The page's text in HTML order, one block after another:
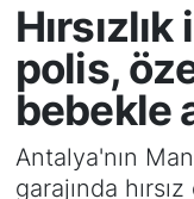
polis,
bebekle
Antalya'nın
garajında
SPOR
GÜNÜN
DÜNYA
Mersin
Mersin
Süper Lig